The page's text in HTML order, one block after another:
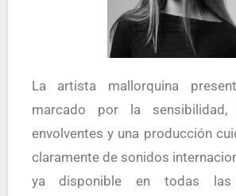
La artista mallorquina presenta un trabajo
marcado por la sensibilidad,
envolventes y una producción
claramente de sonidos
ya disponible en todas las